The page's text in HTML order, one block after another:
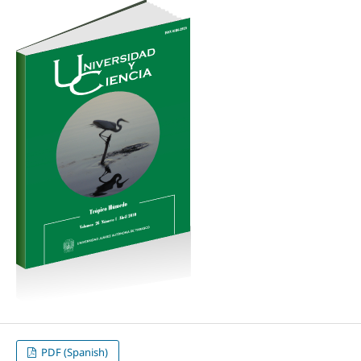
PDF (Spanish)